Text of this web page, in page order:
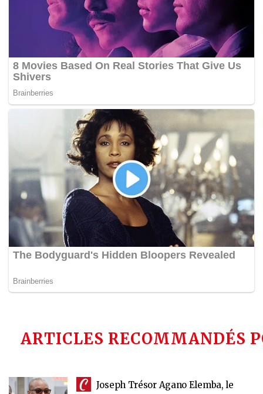
ARTICLES RECOMMANDÉS
Joseph Trésor Agano Elemba, le